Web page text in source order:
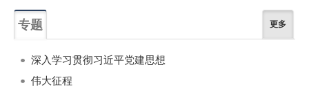
专题 更多
深入学习贯彻习近平党建思想
伟大征程